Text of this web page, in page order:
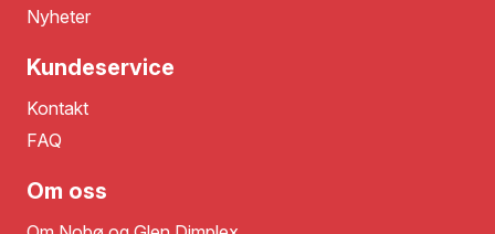
Nyheter
Kundeservice
Kontakt
FAQ
Om oss